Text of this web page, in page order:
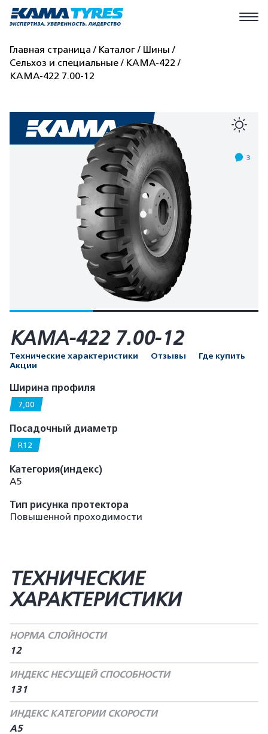
Главная страница Каталог
Шины
Сельхоз и специальные
КАМА-422
КАМА-422 7.00-12
3
КАМА-422 7.00-12
Технические характеристики Отзывы
Где купить
Акции
Ширина профиля
7,00
Посадочный диаметр
R12
Категория(индекс)
А5
Тип рисунка протектора
Повышенной проходимости
ТЕХНИЧЕСКИЕ
ХАРАКТЕРИСТИКИ
НОРМА СЛОЙНОСТИ
12
ИНДЕКС НЕСУЩЕЙ СПОСОБНОСТИ
131
ИНДЕКС КАТЕГОРИИ СКОРОСТИ
А5